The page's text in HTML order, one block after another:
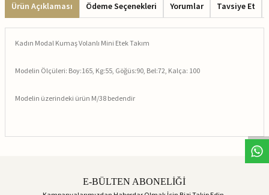
Ürün Açıklaması Ödeme Seçenekleri Yorumlar Tavsiye Et
Kadın Modal Kumaş Volanlı Mini Etek Takım
Modelin Ölçüleri: Boy:165, Kg:55, Göğüs:90, Bel:72, Kalça: 100
Modelin üzerindeki ürün M/38 bedendir
E-BÜLTEN ABONELİĞİ